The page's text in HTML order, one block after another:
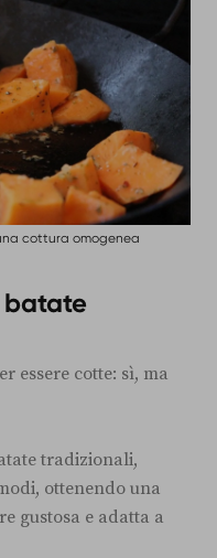
cottura omogenea
batate
essere cotte: sì, ma
tradizionali,
ottenendo una
gustosa e adatta a